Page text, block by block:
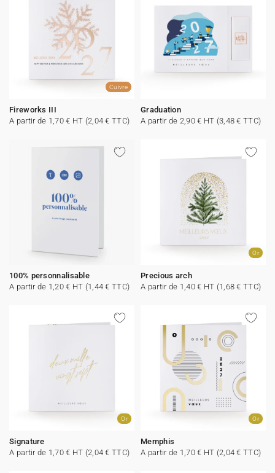
Cuivre
Fireworks III
A partir de 1,70 € HT (2,04 € TTC)
Graduation
A partir de 2,90 € HT (3,48 € TTC)
100% personnalisable
A partir de 1,20 € HT (1,44 € TTC)
Or
Precious arch
A partir de 1,40 € HT (1,68 € TTC)
Or
Signature
A partir de 1,70 € HT (2,04 € TTC)
Or
Memphis
A partir de 1,70 € HT (2,04 € TTC)